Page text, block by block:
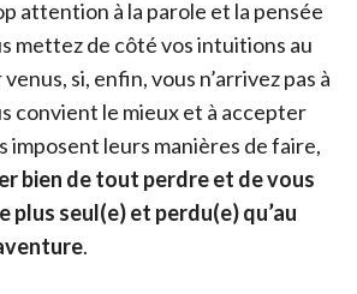
attention à la parole et la pensée
mettez de côté vos intuitions au
si, enfin, vous n’arrivez pas à
convient le mieux et à accepter
imposent leurs manières de faire,
bien de tout perdre et de vous
seul(e) et perdu(e) qu’au
.